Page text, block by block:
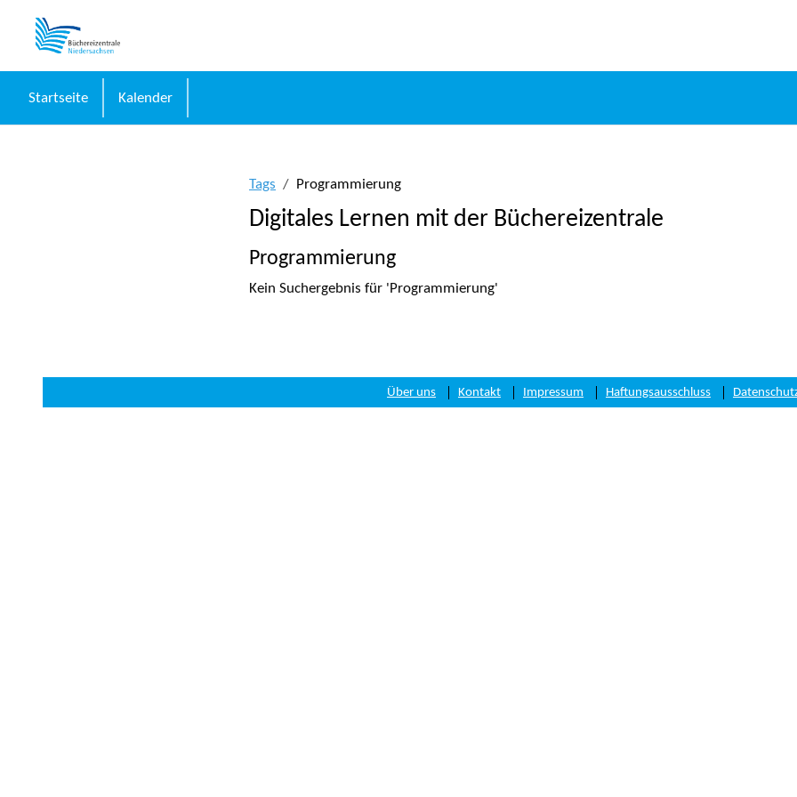
Startseite Kalender
Tags
Programmierung
Digitales Lernen mit der Büchereizentrale
Programmierung
Kein Suchergebnis für 'Programmierung'
Über uns Kontakt Impressum Haftungsausschluss